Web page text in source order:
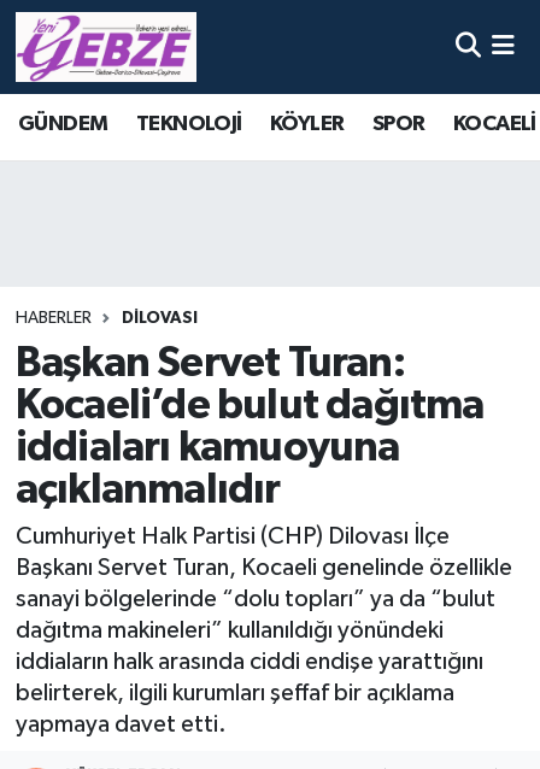
GÜNDEM TEKNOLOJİ KÖYLER SPOR
HABERLER DİLOVASI
Başkan Servet Turan:
Kocaeli’de bulut dağıtma
iddiaları kamuoyuna
açıklanmalıdır
Cumhuriyet Halk Partisi (CHP) Dilovası İlçe
Başkanı Servet Turan, Kocaeli genelinde özellikle
sanayi bölgelerinde “dolu topları” ya da “bulut
dağıtma makineleri” kullanıldığı yönündeki
iddiaların halk arasında ciddi endişe yarattığını
belirterek, ilgili kurumları şeffaf bir açıklama
yapmaya davet etti.
Nöbetçi Eczaneler
Tüm Manşetler
Son Dakika Haberleri